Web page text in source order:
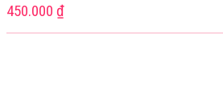
450.000 ₫